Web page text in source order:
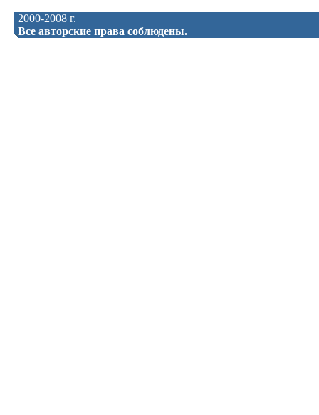
2000-2008 г.
Все авторские права соблюдены.